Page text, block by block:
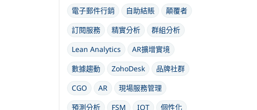
電子郵件行銷
自助結賬
顛覆者
訂閱服務
精實分析
群組分析
Lean Analytics
AR擴增實境
數據趨動
ZohoDesk
品牌社群
CGO
AR
現場服務管理
預測分析
FSM IOT 個性化